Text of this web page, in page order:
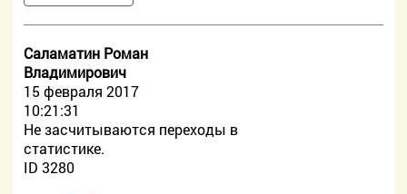
Саламатин Роман
Владимирович
15 февраля 2017
10:21:31
Не засчитываются переходы в
статистике.
ID 3280